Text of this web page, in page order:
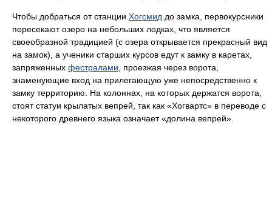
Чтобы добраться от станции Хогсмид до замка, первокурсники
пересекают озеро на небольших лодках, что является
своеобразной традицией (с озера открывается прекрасный вид
на замок), а ученики старших курсов едут к замку в каретах,
запряженных фестралами , проезжая через ворота,
знаменующие вход на прилегающую уже непосредственно к
замку территорию. На колоннах, на которых держатся ворота,
стоят статуи крылатых вепрей, так как «Хогвартс» в переводе с
некоторого древнего языка означает «долина вепрей».